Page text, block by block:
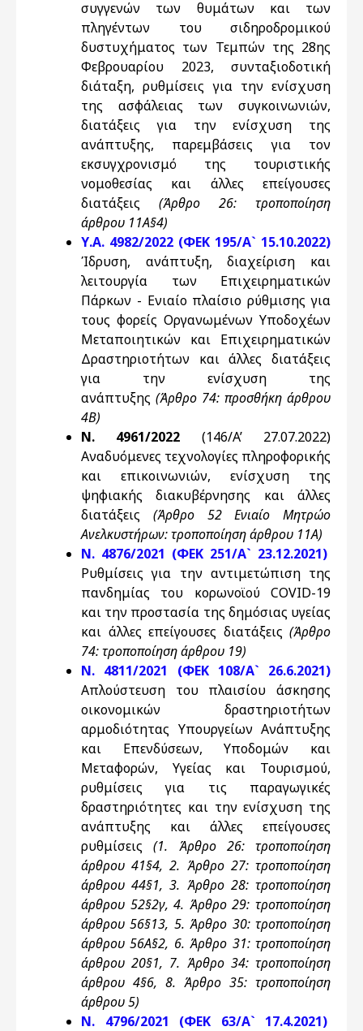
συγγενών των θυμάτων και των
πληγέντων του σιδηροδρομικού
δυστυχήματος των Τεμπών της 28ης
Φεβρουαρίου 2023, συνταξιοδοτική
διάταξη, ρυθμίσεις για την ενίσχυση
της ασφάλειας των συγκοινωνιών,
διατάξεις για την ενίσχυση της
ανάπτυξης, παρεμβάσεις για τον
εκσυγχρονισμό της τουριστικής
νομοθεσίας και άλλες επείγουσες
διατάξεις (Άρθρο 26: τροποποίηση
άρθρου 11Α§4)
Υ.Α. 4982/2022 (ΦΕΚ 195/Α` 15.10.2022)
Ίδρυση, ανάπτυξη, διαχείριση και
λειτουργία των Επιχειρηματικών
Πάρκων - Ενιαίο πλαίσιο ρύθμισης για
τους φορείς Οργανωμένων Υποδοχέων
Μεταποιητικών και Επιχειρηματικών
Δραστηριοτήτων και άλλες διατάξεις
για την ενίσχυση της
ανάπτυξης (Άρθρο 74: προσθήκη άρθρου
4Β)
Ν. 4961/2022 (146/A’ 27.07.2022)
Αναδυόμενες τεχνολογίες πληροφορικής
και επικοινωνιών, ενίσχυση της
ψηφιακής διακυβέρνησης και άλλες
διατάξεις (Άρθρο 52 Ενιαίο Μητρώο
Ανελκυστήρων: τροποποίηση άρθρου 11Α)
Ν. 4876/2021 (ΦΕΚ 251/Α` 23.12.2021)
Ρυθμίσεις για την αντιμετώπιση της
πανδημίας του κορωνοϊού COVID-19
και την προστασία της δημόσιας υγείας
και άλλες επείγουσες διατάξεις (Άρθρο
74: τροποποίηση άρθρου 19)
Ν. 4811/2021 (ΦΕΚ 108/Α` 26.6.2021)
Απλούστευση του πλαισίου άσκησης
οικονομικών δραστηριοτήτων
αρμοδιότητας Υπουργείων Ανάπτυξης
και Επενδύσεων, Υποδομών και
Μεταφορών, Υγείας και Τουρισμού,
ρυθμίσεις για τις παραγωγικές
δραστηριότητες και την ενίσχυση της
ανάπτυξης και άλλες επείγουσες
ρυθμίσεις(1. Άρθρο 26: τροποποίηση
άρθρου 41§4, 2. Άρθρο 27: τροποποίηση
άρθρου 44§1, 3. Άρθρο 28: τροποποίηση
άρθρου 52§2γ, 4. Άρθρο 29: τροποποίηση
άρθρου 56§13, 5. Άρθρο 30: τροποποίηση
άρθρου 56Α§2, 6. Άρθρο 31: τροποποίηση
άρθρου 20§1, 7. Άρθρο 34: τροποποίηση
άρθρου 4§6, 8. Άρθρο 35: τροποποίηση
άρθρου 5)
Ν. 4796/2021 (ΦΕΚ 63/Α` 17.4.2021)